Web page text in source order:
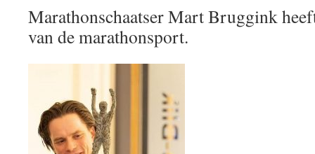
Marathonschaatser Mart Bruggink
van de marathonsport.